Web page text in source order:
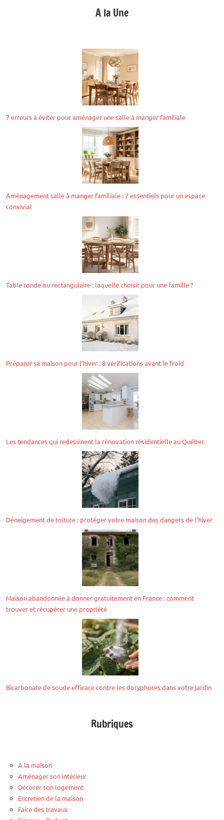
A la Une
7 erreurs à éviter pour aménager une salle à manger familiale
Aménagement salle à manger familiale : 7 essentiels pour un espace
convivial
Table ronde ou rectangulaire : laquelle choisir pour une famille ?
Préparer sa maison pour l’hiver : 8 vérifications avant le froid
Les tendances qui redessinent la rénovation résidentielle au Québec
Déneigement de toiture : protéger votre maison des dangers de l’hiver
Maison abandonnée à donner gratuitement en France : comment
trouver et récupérer une propriété
Bicarbonate de soude efficace contre les doryphores dans votre jardin
Rubriques
A la maison
Aménager son intérieur
Décorer son logement
Entretien de la maison
Faire des travaux